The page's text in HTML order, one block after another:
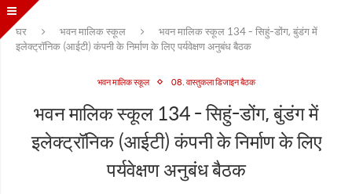
घर भवन मालिक स्कूल
भवन मालिक स्कूल 134 - सिहुं-डोंग, बुंडंग में
इलेक्ट्रॉनिक (आईटी) कंपनी के निर्माण के लिए पर्यवेक्षण अनुबंध बैठक
भवन मालिक स्कूल 08. वास्तुकला डिजाइन बैठक
भवन मालिक स्कूल 134 - सिहुं-डोंग, बुंडंग में
इलेक्ट्रॉनिक (आईटी) कंपनी के निर्माण के लिए
पर्यवेक्षण अनुबंध बैठक